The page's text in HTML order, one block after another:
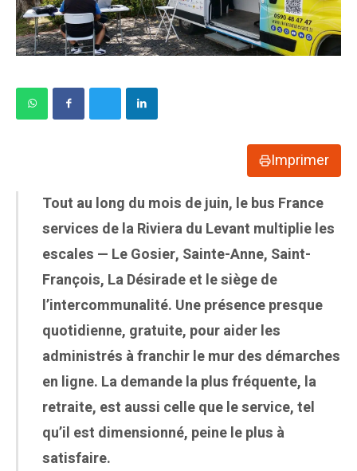
Imprimer
Tout au long du mois de juin, le bus France
services de la Riviera du Levant multiplie les
escales — Le Gosier, Sainte-Anne, Saint-
François, La Désirade et le siège de
l’intercommunalité. Une présence presque
quotidienne, gratuite, pour aider les
administrés à franchir le mur des démarches
en ligne. La demande la plus fréquente, la
retraite, est aussi celle que le service, tel
qu’il est dimensionné, peine le plus à
satisfaire.